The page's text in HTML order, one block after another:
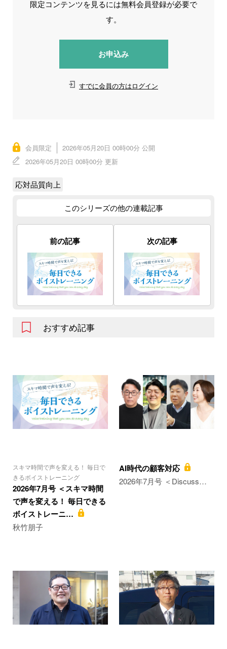
限定コンテンツを見るには無料会員登録が必要で
す。
お申込み
すでに会員の方はログイン
会員限定
2026年05月20日 00時00分 公開
2026年05月20日 00時00分 更新
応対品質向上
このシリーズの他の連載記事
前の記事 次の記事
おすすめ記事
スキマ時間で声を変える！ 毎日で
きるボイストレーニング
2026年7月号 ＜スキマ時間
で声を変える！ 毎日できる
ボイストレーニ…
秋竹朋子
AI時代の顧客対応
2026年7月号 ＜Discuss…